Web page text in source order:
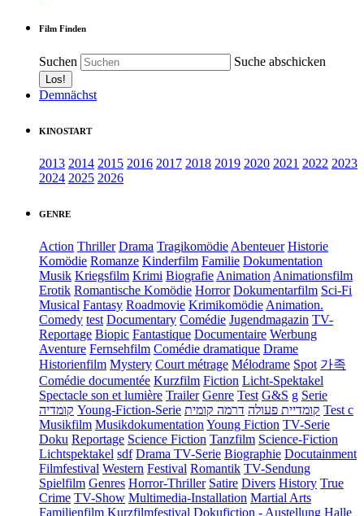
Film Finden
Suchen Suche abschicken
Demnächst
KINOSTART
2013 2014 2015 2016 2017 2018 2019 2020 2021 2022 2023
2024 2025 2026
GENRE
Action Thriller Drama Tragikomödie Abenteuer Historie
Komödie Romanze Kinderfilm Familie Dokumentation
Musik Kriegsfilm Krimi Biografie Animation Animationsfilm
Erotik Romantische Komödie Horror Dokumentarfilm Sci-Fi
Musical Fantasy Roadmovie Krimikomödie Animation.
Comedy test Documentary Comédie Jugendmagazin TV-
Reportage Biopic Fantastique Documentaire Werbung
Aventure Fernsehfilm Comédie dramatique Drame
Historienfilm Mystery Court métrage Mélodrame Spot 가족
Comédie documentée Kurzfilm Fiction Licht-Spektakel
Spectacle son et lumière Trailer Genre Test G&S g Serie
קומדיה Young-Fiction-Serie קומדיית פעולה דרמה קומית
Test c
Musikfilm Musikdokumentation Young Fiction TV-Serie
Doku Reportage Science Fiction Tanzfilm Science-Fiction
Lichtspektakel sdf Drama TV-Serie Biographie Docutainment
Filmfestival Western Festival Romantik TV-Sendung
Spielfilm Genres Horror-Thriller Satire Divers History True
Crime TV-Show Multimedia-Installation Martial Arts
Familienfilm Kurzfilmfestival Dokufiction - Austellung Halle